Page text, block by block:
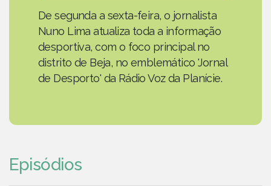
De segunda a sexta-feira, o jornalista
Nuno Lima atualiza toda a informação
desportiva, com o foco principal no
distrito de Beja, no emblemático 'Jornal
de Desporto' da Rádio Voz da Planície.
Episódios